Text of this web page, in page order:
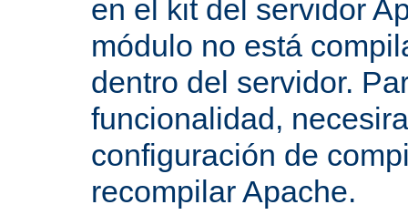
en el kit del servidor
módulo no está
dentro del servidor.
funcionalidad,
configuración de
recompilar Apache.